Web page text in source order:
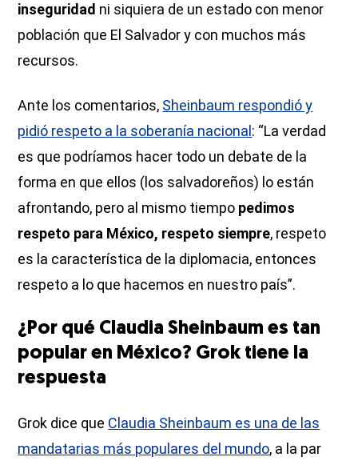
inseguridad ni siquiera de un estado con menor
población que El Salvador y con muchos más
recursos.
Ante los comentarios, Sheinbaum respondió y
pidió respeto a la soberanía nacional : “La verdad
es que podríamos hacer todo un debate de la
forma en que ellos (los salvadoreños) lo están
afrontando, pero al mismo tiempo pedimos
respeto para México, respeto siempre, respeto
es la característica de la diplomacia, entonces
respeto a lo que hacemos en nuestro país”.
¿Por qué Claudia Sheinbaum es tan
popular en México? Grok tiene la
respuesta
Grok dice que Claudia Sheinbaum es una de las
mandatarias más populares del mundo, a la par